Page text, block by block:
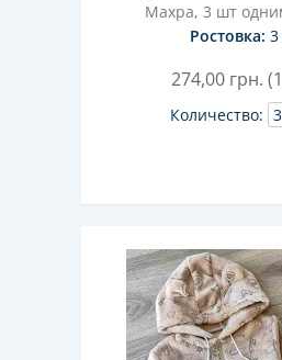
Махра, 3 шт
Ростовка:
274,00 грн.
Количество: